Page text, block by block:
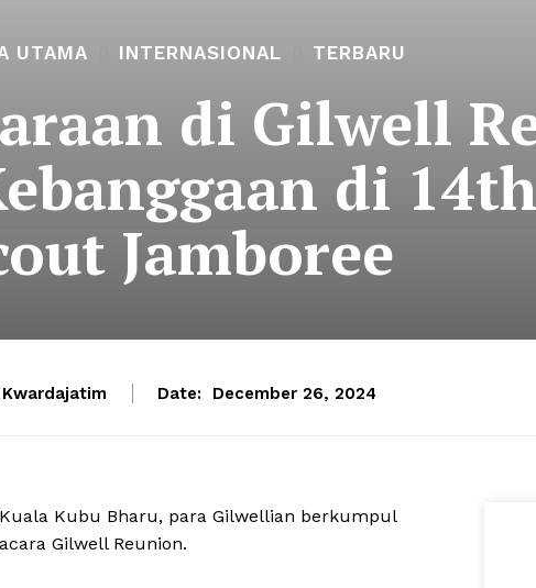
UTAMA INTERNASIONAL TERBARU
di Gilwell
di
Jamboree
Kwardajatim Date: December 26, 2024
Kubu Bharu, para Gilwellian berkumpul
Gilwell Reunion.